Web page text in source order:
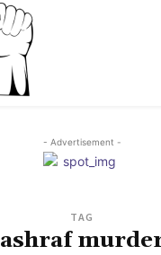
- Advertisement -
TAG
ashraf